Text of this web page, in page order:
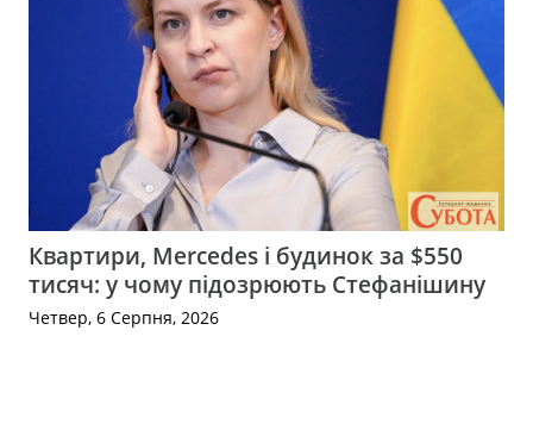
Квартири, Mercedes і будинок за $550
тисяч: у чому підозрюють Стефанішину
Четвер, 6 Серпня, 2026